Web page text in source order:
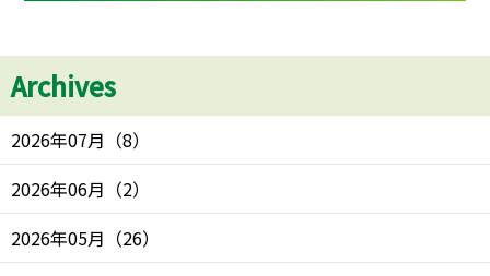
Archives
2026年07月 （8）
2026年06月 （2）
2026年05月 （26）